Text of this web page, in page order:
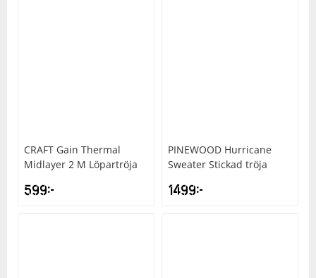
CRAFT Gain Thermal
Midlayer 2 M Löpartröja
599kr
PINEWOOD Hurricane
Sweater Stickad tröja
1499kr